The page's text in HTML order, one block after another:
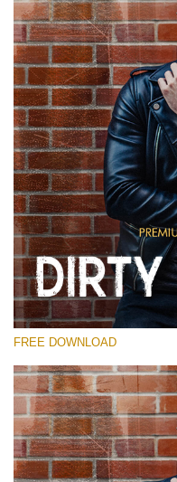
Free Photoshop
Small 800*533px
Dirty Grunge
(31 Overlays)
Entire Collection
(1783 Overlays)
Large 6000*4000px
FREE DOWNLOAD